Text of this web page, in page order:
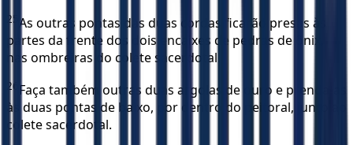
25 As outras pontas das duas cordas ficarão presas às
partes da frente dos dois encaixes de pedras de ônix,
nas ombreiras do colete sacerdotal.
26 Faça também outras duas argolas de ouro e prenda-as
às duas pontas de baixo, por dentro do peitoral, junto ao
colete sacerdotal.